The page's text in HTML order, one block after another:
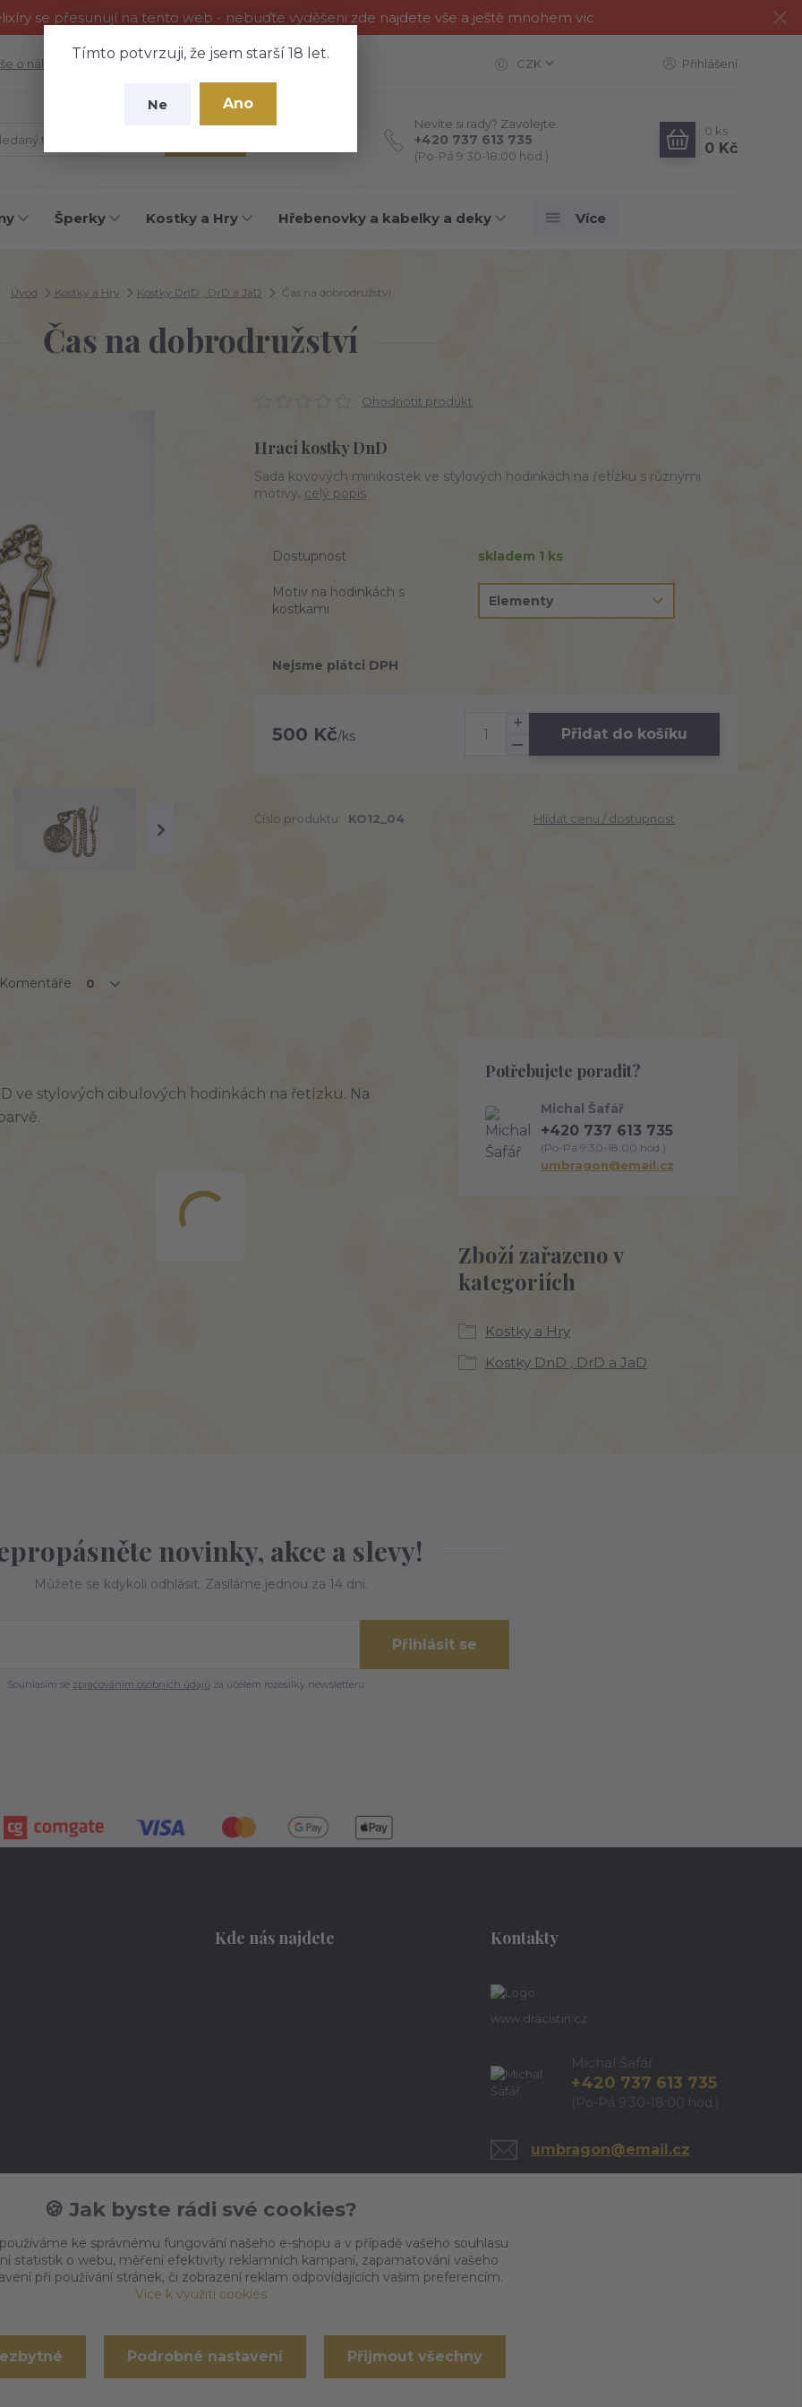
se přesunují na tento web - nebuďte vyděšeni zde najdete vše a ještě mnohem víc
Tímto potvrzuji, že jsem starší 18 let.
Ne Ano
o nákupu Fotogalerie Kontakty CZK Přihlášení
Nevíte si rady? Zavolejte.
+420 737 613 735
(Po-Pá 9:30-18:00 hod.)
0 ks
0 Kč
Šperky Kostky a Hry Hřebenovky a kabelky a deky Více
Úvod Kostky a Hry Kostky DnD , DrD a JaD Čas na dobrodružství
Čas na dobrodružství
Ohodnotit produkt
Hrací kostky DnD
Sada kovových minikostek ve stylových hodinkách na řetízku s různými
motivy. celý popis
Dostupnost skladem 1 ks
Motiv na hodinkách s
kostkami
Nejsme plátci DPH
500 Kč/ks Přidat do košíku
Číslo produktu: KO12_04 Hlídat cenu / dostupnost
Komentáře 0
ve stylových cibulových hodinkách na řetízku. Na
Zboží zařazeno v
kategoriích
Kostky a Hry
Kostky DnD , DrD a JaD
Potřebujete poradit?
Michal Šafář
+420 737 613 735
(Po-Pá 9:30-18:00 hod.)
umbragon@email.cz
novinky, akce a slevy!
Můžete se kdykoli odhlásit. Zasíláme jednou za 14 dní.
Přihlásit se
Souhlasím se zpracováním osobních údajů za účelem rozesílky newsletteru.
Kde nás najdete Kontakty
www.dracistin.cz
Michal Šafář
+420 737 613 735
(Po-Pá 9:30-18:00 hod.)
umbragon@email.cz
Vytvořeno na Eshop-rychle.cz
🍪 Jak byste rádi své cookies?
ke správnému fungování našeho e-shopu a v případě vašeho souhlasu
statistik o webu, měření efektivity reklamních kampaní, zapamatování vašeho
při používání stránek, či zobrazení reklam odpovídajících vašim preferencím.
Více k využití cookies
Podrobné nastavení Přijmout všechny